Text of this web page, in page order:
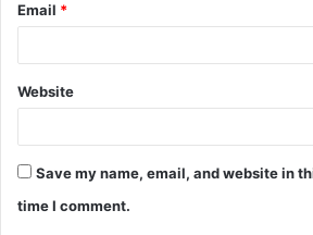
Email *
Website
Save my name, email, and website in
time I comment.